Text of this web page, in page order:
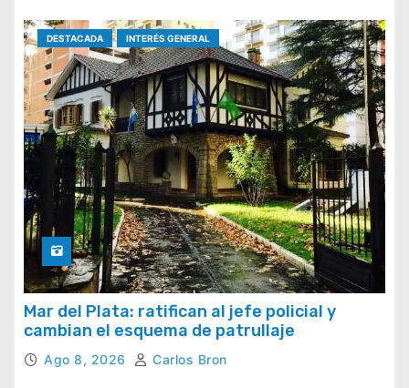
DESTACADA INTERÉS GENERAL
Mar del Plata: ratifican al jefe policial y
cambian el esquema de patrullaje
Ago 8, 2026 Carlos Bron